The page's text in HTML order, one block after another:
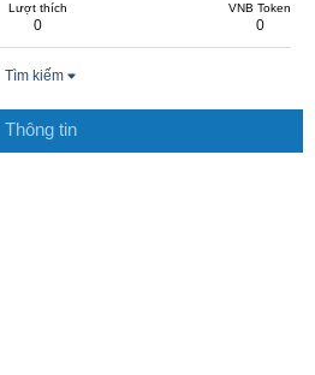
Lượt thích
0
VNB Token
0
Tìm kiếm
Thông tin